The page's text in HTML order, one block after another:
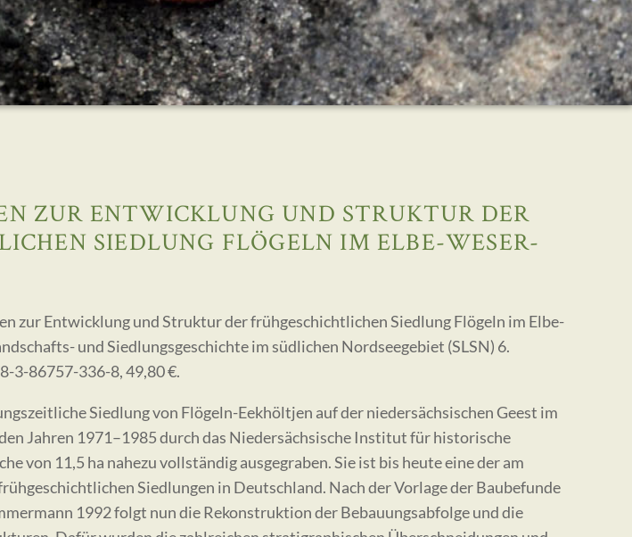
ZUR ENTWICKLUNG UND STRUKTUR DER
SIEDLUNG FLÖGELN IM ELBE-WESER-
zur Entwicklung und Struktur der frühgeschichtlichen Siedlung Flögeln im Elbe-
und Siedlungsgeschichte im südlichen Nordseegebiet (SLSN) 6.
3-86757-336-8, 49,80 €.
Siedlung von Flögeln-Eekhöltjen auf der niedersächsischen Geest im
Jahren 1971–1985 durch das Niedersächsische Institut für historische
von 11,5 ha nahezu vollständig ausgegraben. Sie ist bis heute eine der am
Siedlungen in Deutschland. Nach der Vorlage der Baubefunde
1992 folgt nun die Rekonstruktion der Bebauungsabfolge und die